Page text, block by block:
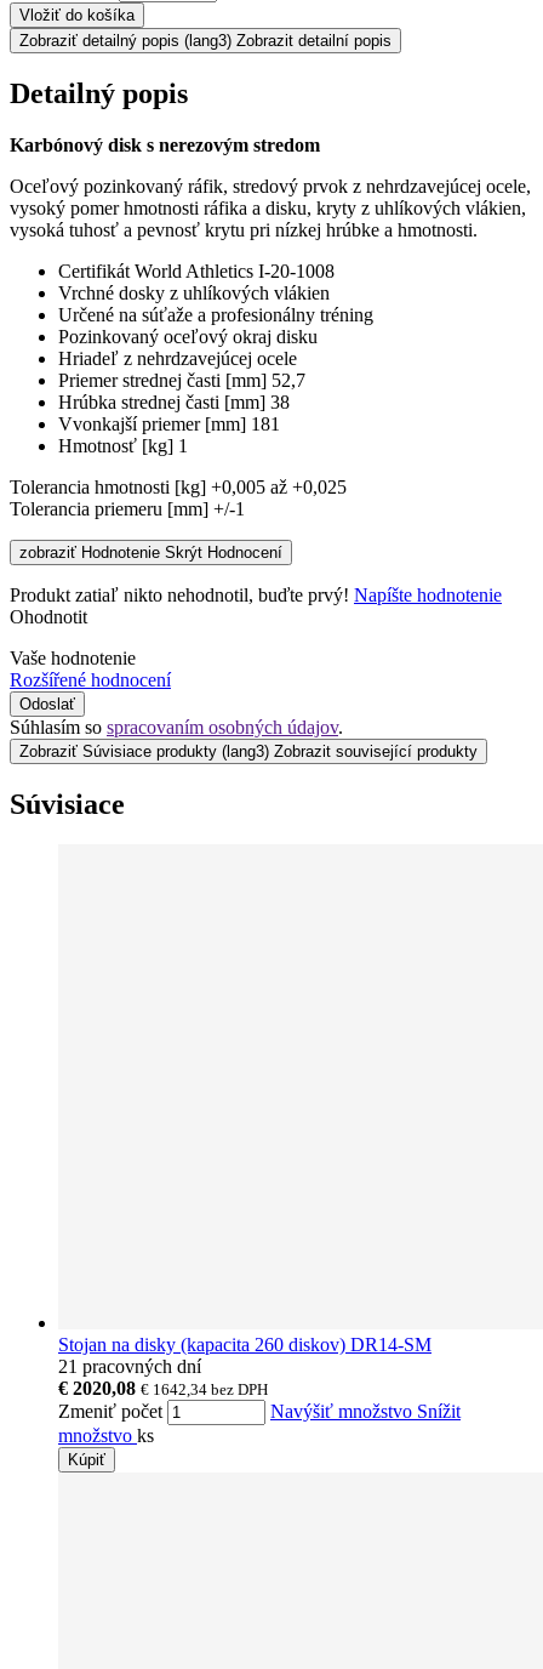
Vložiť do košíka
Zobraziť detailný popis (lang3) Zobrazit detailní popis
Detailný popis
Karbónový disk s nerezovým stredom
Oceľový pozinkovaný ráfik, stredový prvok z nehrdzavejúcej ocele,
vysoký pomer hmotnosti ráfika a disku, kryty z uhlíkových vlákien,
vysoká tuhosť a pevnosť krytu pri nízkej hrúbke a hmotnosti.
Certifikát World Athletics I-20-1008
Vrchné dosky z uhlíkových vlákien
Určené na súťaže a profesionálny tréning
Pozinkovaný oceľový okraj disku
Hriadeľ z nehrdzavejúcej ocele
Priemer strednej časti [mm] 52,7
Hrúbka strednej časti [mm] 38
Vvonkajší priemer [mm] 181
Hmotnosť [kg] 1
Tolerancia hmotnosti [kg] +0,005 až +0,025
Tolerancia priemeru [mm] +/-1
zobraziť Hodnotenie Skrýt Hodnocení
Produkt zatiaľ nikto nehodnotil, buďte prvý! Napíšte hodnotenie
Ohodnotit
Vaše hodnotenie
Rozšířené hodnocení
Odoslať
Súhlasím so spracovaním osobných údajov.
Zobraziť Súvisiace produkty (lang3) Zobrazit související produkty
Súvisiace
Stojan na disky (kapacita 260 diskov) DR14-SM
21 pracovných dní
€ 2020,08 € 1642,34 bez DPH
Zmeniť počet Navýšiť množstvo Snížit
množstvo ks
Kúpiť